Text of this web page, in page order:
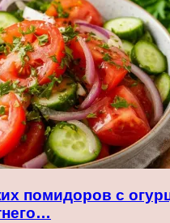
помидоров с